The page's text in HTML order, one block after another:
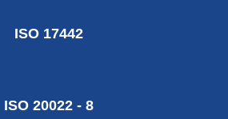
ISO 17442
ISO 20022 - 8